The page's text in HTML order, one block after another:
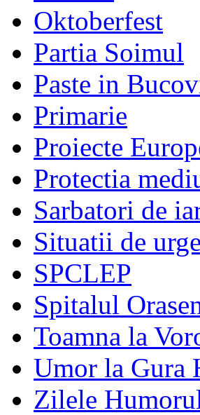
Oktoberfest
Partia Soimul
Paste in
Primarie
Proiecte
Protectia
Sarbatori de
Situatii de
SPCLEP
Spitalul
Toamna la
Umor la Gura
Zilele